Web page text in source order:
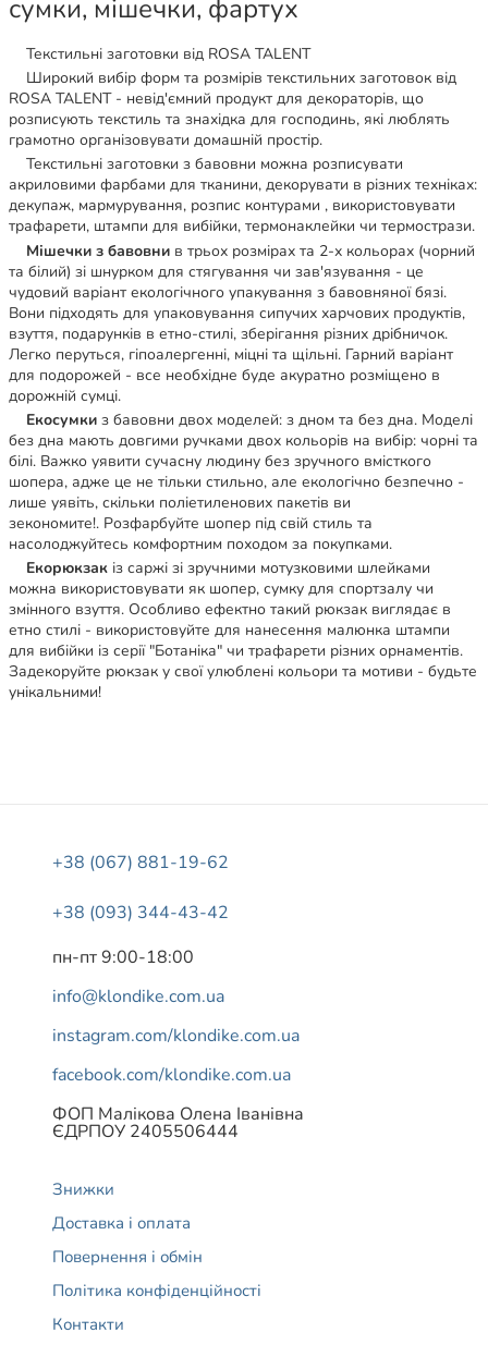
сумки, мішечки, фартух
Текстильні заготовки від ROSA TALENT
Широкий вибір форм та розмірів текстильних заготовок від
ROSA TALENT - невід'ємний продукт для декораторів, що
розписують текстиль та знахідка для господинь, які люблять
грамотно організовувати домашній простір.
Текстильні заготовки з бавовни можна розписувати
акриловими фарбами для тканини, декорувати в різних техніках:
декупаж, мармурування, розпис контурами , використовувати
трафарети, штампи для вибійки, термонаклейки чи термострази.
Мішечки з бавовни в трьох розмірах та 2-х кольорах (чорний
та білий) зі шнурком для стягування чи зав'язування - це
чудовий варіант екологічного упакування з бавовняної бязі.
Вони підходять для упаковування сипучих харчових продуктів,
взуття, подарунків в етно-стилі, зберігання різних дрібничок.
Легко перуться, гіпоалергенні, міцні та щільні. Гарний варіант
для подорожей - все необхідне буде акуратно розміщено в
дорожній сумці.
Екосумки з бавовни двох моделей: з дном та без дна. Моделі
без дна мають довгими ручками двох кольорів на вибір: чорні та
білі. Важко уявити сучасну людину без зручного вмісткого
шопера, адже це не тільки стильно, але екологічно безпечно -
лише уявіть, скільки поліетиленових пакетів ви
зекономите!. Розфарбуйте шопер під свій стиль та
насолоджуйтесь комфортним походом за покупками.
Екорюкзак із саржі зі зручними мотузковими шлейками
можна використовувати як шопер, сумку для спортзалу чи
змінного взуття. Особливо ефектно такий рюкзак виглядає в
етно стилі - використовуйте для нанесення малюнка штампи
для вибійки із серії "Ботаніка" чи трафарети різних орнаментів.
Задекоруйте рюкзак у свої улюблені кольори та мотиви - будьте
унікальними!
+38 (067) 881-19-62
+38 (093) 344-43-42
пн-пт 9:00-18:00
info@klondike.com.ua
instagram.com/klondike.com.ua
facebook.com/klondike.com.ua
ФОП Малікова Олена Іванівна
ЄДРПОУ 2405506444
Знижки
Доставка і оплата
Повернення і обмін
Політика конфіденційності
Контакти